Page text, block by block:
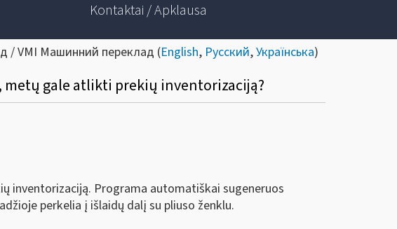
Kontaktai / Apklausa
/ VMI Машинний переклад (English, Русский,Українська)
gale atlikti prekių inventorizaciją?
inventorizaciją. Programa automatiškai sugeneruos
perkelia į išlaidų dalį su pliuso ženklu.